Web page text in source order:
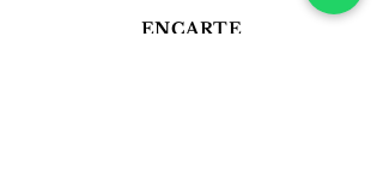
ENCARTE